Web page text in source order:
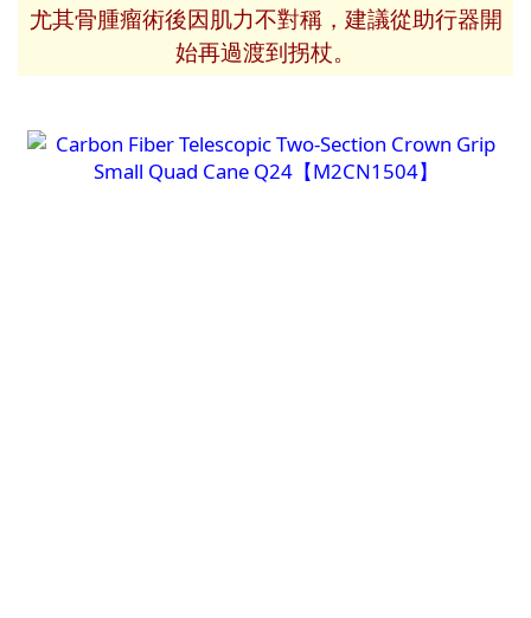
尤其骨腫瘤術後因肌力不對稱，建議從助行器開
始再過渡到拐杖。